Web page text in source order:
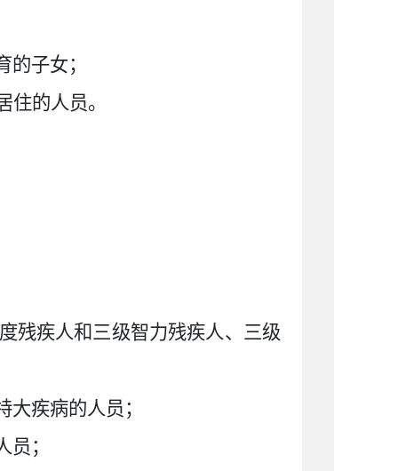
子女；
住的人员。
残疾人和三级智力残疾人、三级
疾病的人员；
；